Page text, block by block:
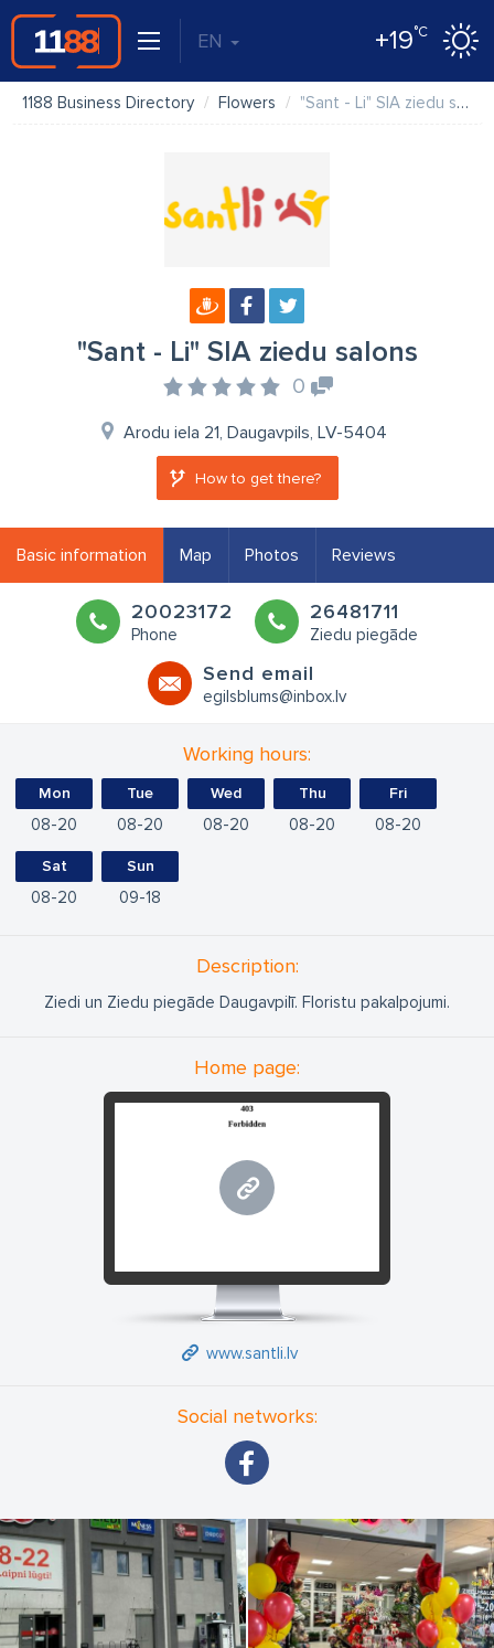
EN +19°C
1188 Business Directory Flowers "Sant - Li" SIA ziedu salons
"Sant - Li" SIA ziedu salons
0
Arodu iela 21, Daugavpils, LV-5404
How to get there?
Basic information Map Photos Reviews
20023172
Phone
26481711
Ziedu piegāde
Send email
egilsblums@inbox.lv
Working hours:
Mon
08 20
Tue
08 20
Wed
08 20
Thu
08 20
Fri
08 20
Sat
08 20
Sun
09 18
Description:
Ziedi un Ziedu piegāde Daugavpilī. Floristu pakalpojumi.
Home page:
www.santli.lv
Social networks: